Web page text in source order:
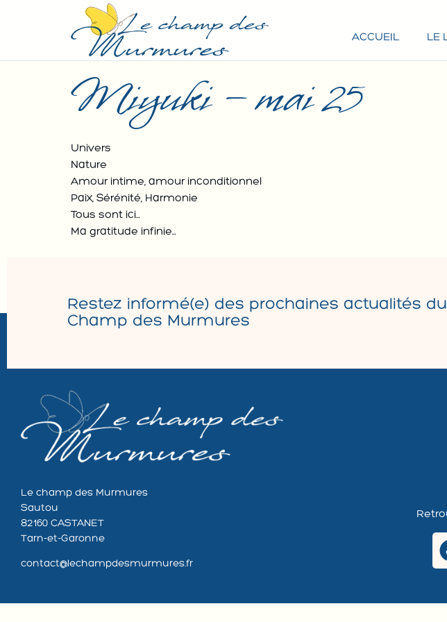
ACCUEIL LE
Miyuki – mai 25
Univers
Nature
Amour intime, amour inconditionnel
Paix, Sérénité, Harmonie
Tous sont ici…
Ma gratitude infinie…
Restez informé(e) des prochaines actualités du
Champ des Murmures
Le champ des Murmures
Sautou
82160 CASTANET
Tarn-et-Garonne
contact@lechampdesmurmures.fr